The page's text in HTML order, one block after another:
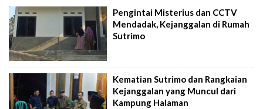
Pengintai Misterius dan CCTV
Mendadak, Kejanggalan di Rumah
Sutrimo
Kematian Sutrimo dan Rangkaian
Kejanggalan yang Muncul dari
Kampung Halaman